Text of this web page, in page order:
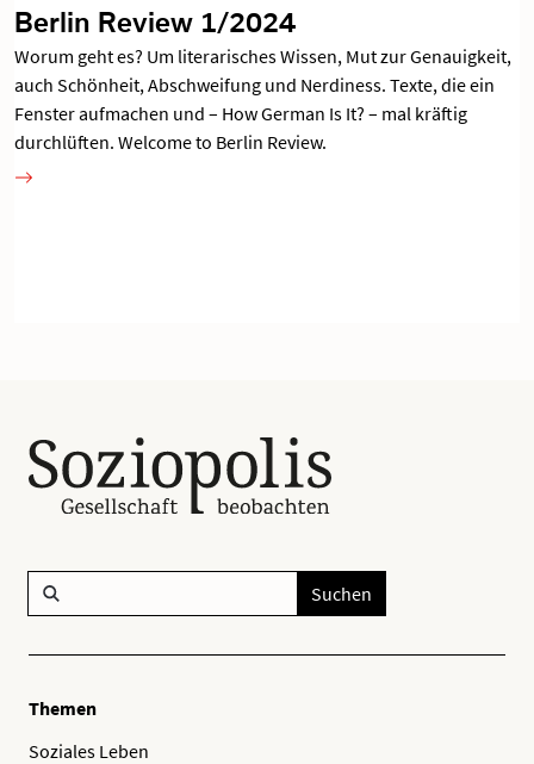
Berlin Review 1/2024
Worum geht es? Um literarisches Wissen, Mut zur Genauigkeit,
auch Schönheit, Abschweifung und Nerdiness. Texte, die ein
Fenster aufmachen und – How German Is It? – mal kräftig
durchlüften. Welcome to Berlin Review.
Suchen
Themen
Soziales Leben